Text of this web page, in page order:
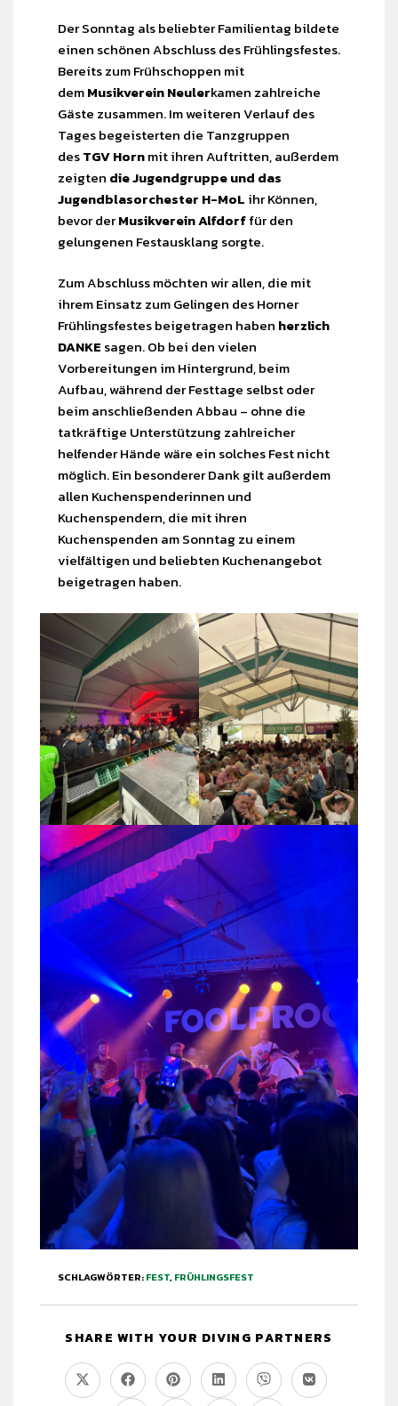
Der Sonntag als beliebter Familientag bildete
einen schönen Abschluss des Frühlingsfestes.
Bereits zum Frühschoppen mit
demMusikverein Neulerkamen zahlreiche
Gäste zusammen. Im weiteren Verlauf des
Tages begeisterten die Tanzgruppen
desTGV Hornmit ihren Auftritten, außerdem
zeigten die Jugendgruppe und das
Jugendblasorchester H-MoL ihr Können,
bevor derMusikverein Alfdorffür den
gelungenen Festausklang sorgte.
Zum Abschluss möchten wir allen, die mit
ihrem Einsatz zum Gelingen des Horner
Frühlingsfestes beigetragen haben herzlich
DANKE sagen. Ob bei den vielen
Vorbereitungen im Hintergrund, beim
Aufbau, während der Festtage selbst oder
beim anschließenden Abbau – ohne die
tatkräftige Unterstützung zahlreicher
helfender Hände wäre ein solches Fest nicht
möglich. Ein besonderer Dank gilt außerdem
allen Kuchenspenderinnen und
Kuchenspendern, die mit ihren
Kuchenspenden am Sonntag zu einem
vielfältigen und beliebten Kuchenangebot
beigetragen haben.
SCHLAGWÖRTER:FEST, FRÜHLINGSFEST
SHARE WITH YOUR DIVING PARTNERS